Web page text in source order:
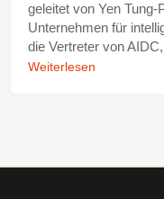
geleitet von Yen
Unternehmen für
die Vertreter von
Weiterlesen